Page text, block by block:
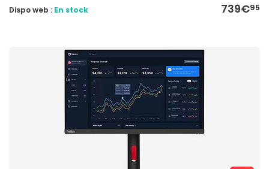
739€95
Dispo web : En stock